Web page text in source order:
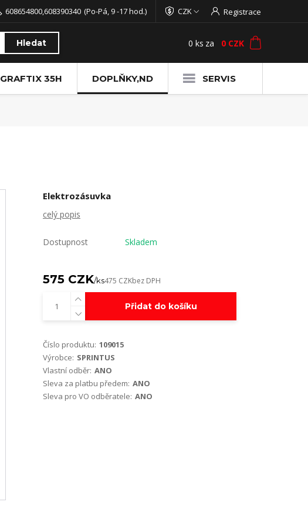
CZK Registrace
Hledat
608654800,608390340 (Po-Pá, 9 -17 hod.)
0 ks za 0 CZK
GRAFTIX 35H DOPLŇKY,ND SERVIS
Elektrozásuvka
celý popis
Dostupnost Skladem
575 CZK/ks475 CZKbez DPH
Přidat do košíku
Číslo produktu: 109015
Výrobce: SPRINTUS
Vlastní odběr: ANO
Sleva za platbu předem: ANO
Sleva pro VO odběratele: ANO